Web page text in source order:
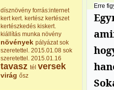
dísznövény forrás:internet
kert kert. kertész kertészet
kertészkedés kiskert.
kiállítás munka növény
növények pályázat sok
szeretettel. 2015.01.08 sok
szeretettel. 2015.01.16
tavasz tél versek
virág ősz
Erre